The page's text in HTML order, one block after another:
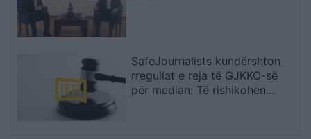
SafeJournalists kundërshton
rregullat e reja të GJKKO-së
për median: Të rishikohen